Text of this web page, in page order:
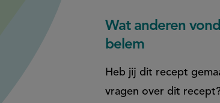
Wat anderen
belem
Heb jij dit recept
vragen over dit